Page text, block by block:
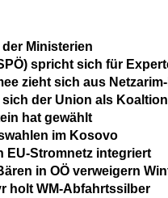
Ministerien
spricht sich für
zieht sich aus
sich der Union als
hat gewählt
im Kosovo
EU-Stromnetz integriert
in OÖ verweigern
holt WM-Abfahrtssilber